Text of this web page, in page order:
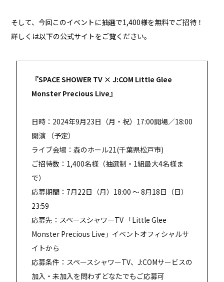
そして、今回このイベントに抽選で1,400様を無料でご招待！
詳しくは以下の公式サイトをご覧ください。
『SPACE SHOWER TV × J:COM Little Glee
Monster Precious Live』
日時：2024年9月23日（月・祝）17:00開場／18:00
開演 （予定）
ライブ会場：森のホール21(千葉県松戸市)
ご招待数：1,400名様（抽選制・1組最大4名様ま
で）
応募期間：7月22日（月）18:00 ～ 8月18日（日）
23:59
応募先：スペースシャワーTV 「Little Glee
Monster Precious Live」イベントオフィシャルサ
イトから
応募条件：スペースシャワーTV、J:COMサービスの
加入・未加入を問わずどなたでもご応募可